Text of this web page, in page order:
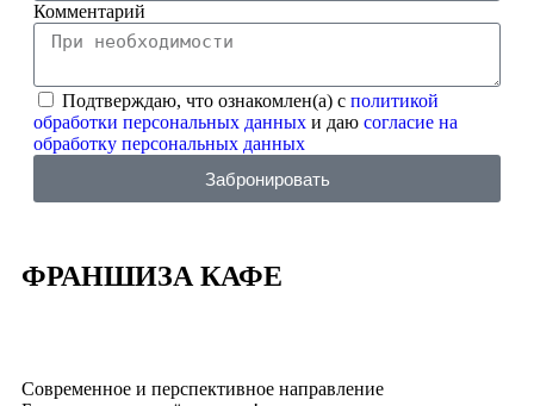
Комментарий
Подтверждаю, что ознакомлен(а) с политикой
обработки персональных данных и даю согласие на
обработку персональных данных
Забронировать
ФРАНШИЗА КАФЕ
Современное и перспективное направление